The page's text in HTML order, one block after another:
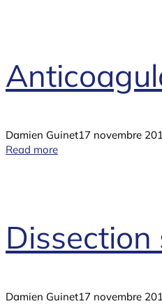
Damien Guinet17 novembre
Read more
Dissection
Damien Guinet17 novembre